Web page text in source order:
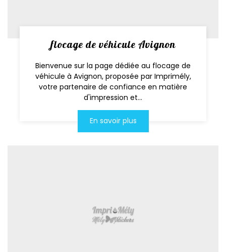
flocage de véhicule Avignon
Bienvenue sur la page dédiée au flocage de
véhicule à Avignon, proposée par Imprimély,
votre partenaire de confiance en matière
d'impression et...
En savoir plus